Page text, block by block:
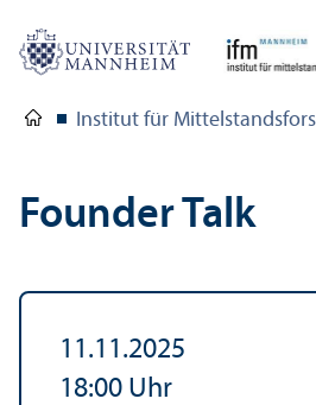
Institut für
Founder Talk
11.11.2025
18:00 Uhr